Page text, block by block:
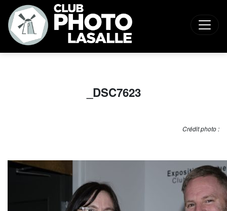
_DSC7623
Crédit photo :